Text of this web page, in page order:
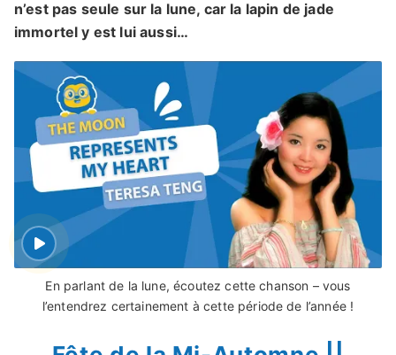
n’est pas seule sur la lune, car la lapin de jade
immortel y est lui aussi…
En parlant de la lune, écoutez cette chanson – vous
l’entendrez certainement à cette période de l’année !